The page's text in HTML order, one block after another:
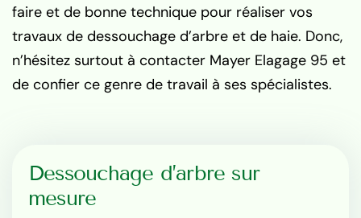
faire et de bonne technique pour réaliser vos
travaux de dessouchage d’arbre et de haie. Donc,
n’hésitez surtout à contacter Mayer Elagage 95 et
de confier ce genre de travail à ses spécialistes.
Dessouchage d’arbre sur
mesure